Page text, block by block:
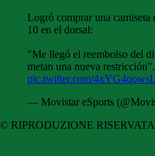
Logró comprar una camiseta
10 en el dorsal:
"Me llegó el reembolso del
metan una nueva restricción".
pic.twitter.com/4xYG4qowsL
— Movistar eSports
© RIPRODUZIONE RISERVATA